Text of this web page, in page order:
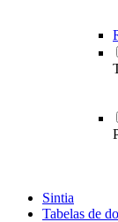
Sintia
Tabelas de